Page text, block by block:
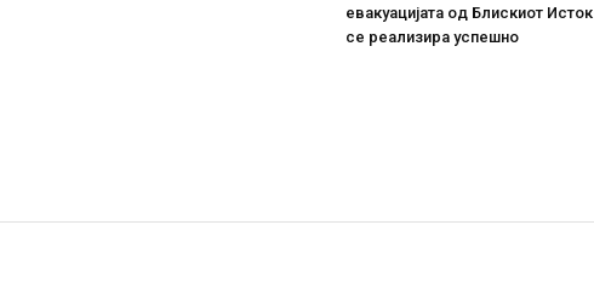
евакуацијата од Блискиот Исток
се реализира успешно